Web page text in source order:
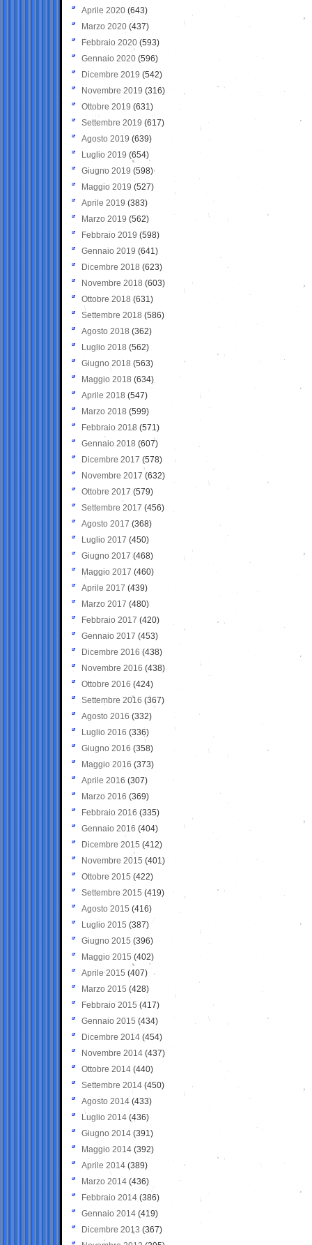
Aprile 2020 (643)
Marzo 2020 (437)
Febbraio 2020 (593)
Gennaio 2020 (596)
Dicembre 2019 (542)
Novembre 2019 (316)
Ottobre 2019 (631)
Settembre 2019 (617)
Agosto 2019 (639)
Luglio 2019 (654)
Giugno 2019 (598)
Maggio 2019 (527)
Aprile 2019 (383)
Marzo 2019 (562)
Febbraio 2019 (598)
Gennaio 2019 (641)
Dicembre 2018 (623)
Novembre 2018 (603)
Ottobre 2018 (631)
Settembre 2018 (586)
Agosto 2018 (362)
Luglio 2018 (562)
Giugno 2018 (563)
Maggio 2018 (634)
Aprile 2018 (547)
Marzo 2018 (599)
Febbraio 2018 (571)
Gennaio 2018 (607)
Dicembre 2017 (578)
Novembre 2017 (632)
Ottobre 2017 (579)
Settembre 2017 (456)
Agosto 2017 (368)
Luglio 2017 (450)
Giugno 2017 (468)
Maggio 2017 (460)
Aprile 2017 (439)
Marzo 2017 (480)
Febbraio 2017 (420)
Gennaio 2017 (453)
Dicembre 2016 (438)
Novembre 2016 (438)
Ottobre 2016 (424)
Settembre 2016 (367)
Agosto 2016 (332)
Luglio 2016 (336)
Giugno 2016 (358)
Maggio 2016 (373)
Aprile 2016 (307)
Marzo 2016 (369)
Febbraio 2016 (335)
Gennaio 2016 (404)
Dicembre 2015 (412)
Novembre 2015 (401)
Ottobre 2015 (422)
Settembre 2015 (419)
Agosto 2015 (416)
Luglio 2015 (387)
Giugno 2015 (396)
Maggio 2015 (402)
Aprile 2015 (407)
Marzo 2015 (428)
Febbraio 2015 (417)
Gennaio 2015 (434)
Dicembre 2014 (454)
Novembre 2014 (437)
Ottobre 2014 (440)
Settembre 2014 (450)
Agosto 2014 (433)
Luglio 2014 (436)
Giugno 2014 (391)
Maggio 2014 (392)
Aprile 2014 (389)
Marzo 2014 (436)
Febbraio 2014 (386)
Gennaio 2014 (419)
Dicembre 2013 (367)